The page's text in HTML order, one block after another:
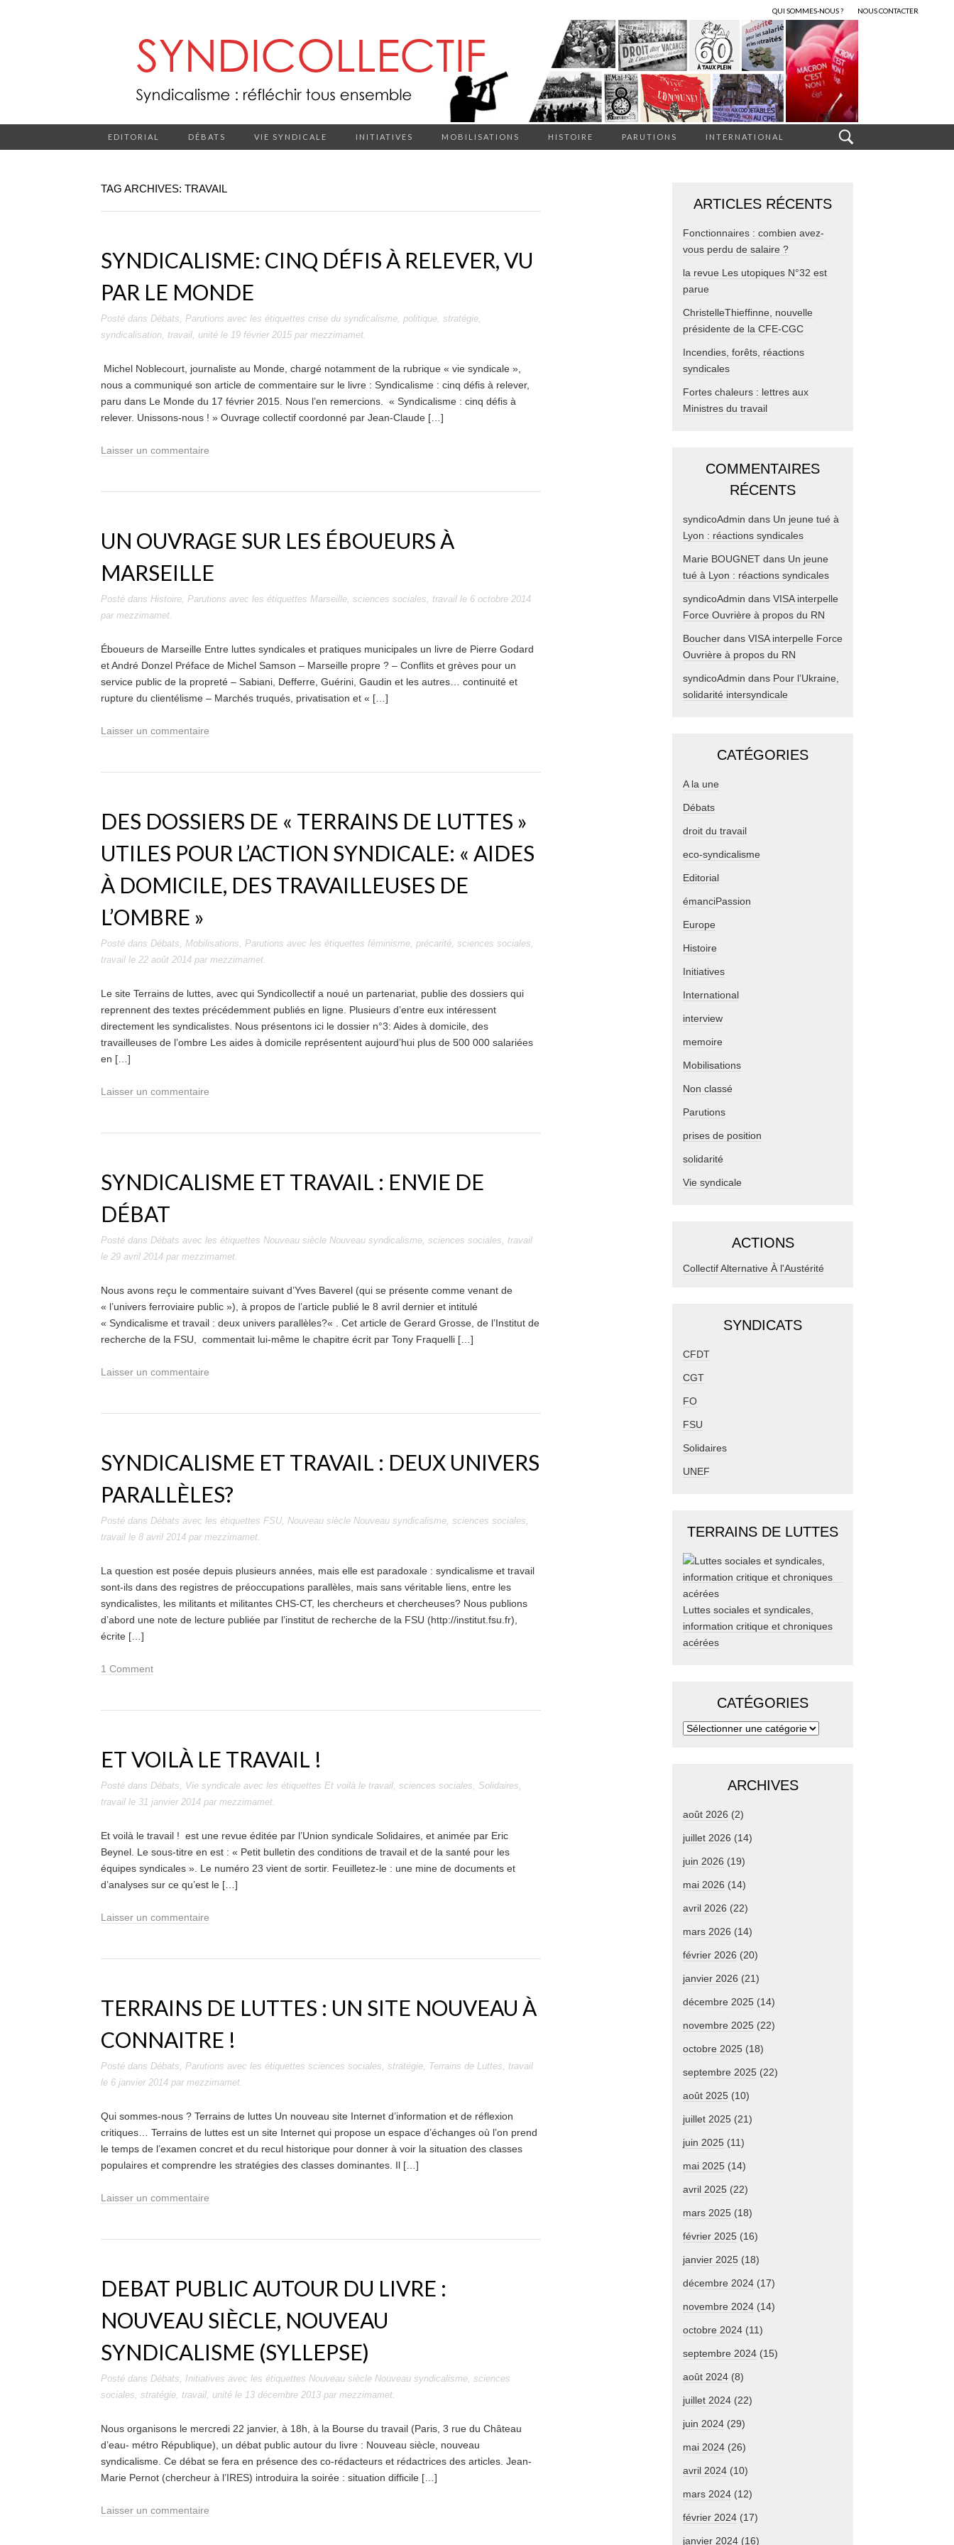
QUI SOMMES-NOUS ? NOUS CONTACTER
EDITORIAL DÉBATS VIE SYNDICALE INITIATIVES MOBILISATIONS HISTOIRE PARUTIONS INTERNATIONAL
TAG ARCHIVES: TRAVAIL
SYNDICALISME: CINQ DÉFIS À RELEVER, VU
PAR LE MONDE
Posté dans Débats, Parutions avec les étiquettes crise du syndicalisme, politique, stratégie,
syndicalisation, travail, unité le 19 février 2015 par mezzimamet.
Michel Noblecourt, journaliste au Monde, chargé notamment de la rubrique « vie syndicale »,
nous a communiqué son article de commentaire sur le livre : Syndicalisme : cinq défis à relever,
paru dans Le Monde du 17 février 2015. Nous l’en remercions. « Syndicalisme : cinq défis à
relever. Unissons-nous ! » Ouvrage collectif coordonné par Jean-Claude […]
Laisser un commentaire
UN OUVRAGE SUR LES ÉBOUEURS À
MARSEILLE
Posté dans Histoire, Parutions avec les étiquettes Marseille, sciences sociales, travail le 6 octobre 2014
par mezzimamet.
Éboueurs de Marseille Entre luttes syndicales et pratiques municipales un livre de Pierre Godard
et André Donzel Préface de Michel Samson – Marseille propre ? – Conflits et grèves pour un
service public de la propreté – Sabiani, Defferre, Guérini, Gaudin et les autres… continuité et
rupture du clientélisme – Marchés truqués, privatisation et « […]
Laisser un commentaire
DES DOSSIERS DE « TERRAINS DE LUTTES »
UTILES POUR L’ACTION SYNDICALE: « AIDES
À DOMICILE, DES TRAVAILLEUSES DE
L’OMBRE »
Posté dans Débats, Mobilisations, Parutions avec les étiquettes féminisme, précarité, sciences sociales,
travail le 22 août 2014 par mezzimamet.
Le site Terrains de luttes, avec qui Syndicollectif a noué un partenariat, publie des dossiers qui
reprennent des textes précédemment publiés en ligne. Plusieurs d’entre eux intéressent
directement les syndicalistes. Nous présentons ici le dossier n°3: Aides à domicile, des
travailleuses de l’ombre Les aides à domicile représentent aujourd’hui plus de 500 000 salariées
en […]
Laisser un commentaire
SYNDICALISME ET TRAVAIL : ENVIE DE
DÉBAT
Posté dans Débats avec les étiquettes Nouveau siècle Nouveau syndicalisme, sciences sociales, travail
le 29 avril 2014 par mezzimamet.
Nous avons reçu le commentaire suivant d’Yves Baverel (qui se présente comme venant de
« l’univers ferroviaire public »), à propos de l’article publié le 8 avril dernier et intitulé
« Syndicalisme et travail : deux univers parallèles?« . Cet article de Gerard Grosse, de l’Institut de
recherche de la FSU, commentait lui-même le chapitre écrit par Tony Fraquelli […]
Laisser un commentaire
SYNDICALISME ET TRAVAIL : DEUX UNIVERS
PARALLÈLES?
Posté dans Débats avec les étiquettes FSU, Nouveau siècle Nouveau syndicalisme, sciences sociales,
travail le 8 avril 2014 par mezzimamet.
La question est posée depuis plusieurs années, mais elle est paradoxale : syndicalisme et travail
sont-ils dans des registres de préoccupations parallèles, mais sans véritable liens, entre les
syndicalistes, les militants et militantes CHS-CT, les chercheurs et chercheuses? Nous publions
d’abord une note de lecture publiée par l’institut de recherche de la FSU (http://institut.fsu.fr),
écrite […]
1 Comment
ET VOILÀ LE TRAVAIL !
Posté dans Débats, Vie syndicale avec les étiquettes Et voilà le travail, sciences sociales, Solidaires,
travail le 31 janvier 2014 par mezzimamet.
Et voilà le travail ! est une revue éditée par l’Union syndicale Solidaires, et animée par Eric
Beynel. Le sous-titre en est : « Petit bulletin des conditions de travail et de la santé pour les
équipes syndicales ». Le numéro 23 vient de sortir. Feuilletez-le : une mine de documents et
d’analyses sur ce qu’est le […]
Laisser un commentaire
TERRAINS DE LUTTES : UN SITE NOUVEAU À
CONNAITRE !
Posté dans Débats, Parutions avec les étiquettes sciences sociales, stratégie, Terrains de Luttes, travail
le 6 janvier 2014 par mezzimamet.
Qui sommes-nous ? Terrains de luttes Un nouveau site Internet d’information et de réflexion
critiques… Terrains de luttes est un site Internet qui propose un espace d’échanges où l’on prend
le temps de l’examen concret et du recul historique pour donner à voir la situation des classes
populaires et comprendre les stratégies des classes dominantes. Il […]
Laisser un commentaire
DEBAT PUBLIC AUTOUR DU LIVRE :
NOUVEAU SIÈCLE, NOUVEAU
SYNDICALISME (SYLLEPSE)
Posté dans Débats, Initiatives avec les étiquettes Nouveau siècle Nouveau syndicalisme, sciences
sociales, stratégie, travail, unité le 13 décembre 2013 par mezzimamet.
Nous organisons le mercredi 22 janvier, à 18h, à la Bourse du travail (Paris, 3 rue du Château
d’eau- métro République), un débat public autour du livre : Nouveau siècle, nouveau
syndicalisme. Ce débat se fera en présence des co-rédacteurs et rédactrices des articles. Jean-
Marie Pernot (chercheur à l’IRES) introduira la soirée : situation difficile […]
Laisser un commentaire
ARTICLES RÉCENTS
Fonctionnaires : combien avez-
vous perdu de salaire ?
la revue Les utopiques N°32 est
parue
ChristelleThieffinne, nouvelle
présidente de la CFE-CGC
Incendies, forêts, réactions
syndicales
Fortes chaleurs : lettres aux
Ministres du travail
COMMENTAIRES
RÉCENTS
syndicoAdmin dans Un jeune tué à
Lyon : réactions syndicales
Marie BOUGNET dans Un jeune
tué à Lyon : réactions syndicales
syndicoAdmin dans VISA interpelle
Force Ouvrière à propos du RN
Boucher dans VISA interpelle Force
Ouvrière à propos du RN
syndicoAdmin dans Pour l’Ukraine,
solidarité intersyndicale
CATÉGORIES
A la une
Débats
droit du travail
eco-syndicalisme
Editorial
émanciPassion
Europe
Histoire
Initiatives
International
interview
memoire
Mobilisations
Non classé
Parutions
prises de position
solidarité
Vie syndicale
ACTIONS
Collectif Alternative À l'Austérité
SYNDICATS
CFDT
CGT
FO
FSU
Solidaires
UNEF
TERRAINS DE LUTTES
Luttes sociales et syndicales,
information critique et chroniques
acérées
CATÉGORIES
ARCHIVES
août 2026 (2)
juillet 2026 (14)
juin 2026 (19)
mai 2026 (14)
avril 2026 (22)
mars 2026 (14)
février 2026 (20)
janvier 2026 (21)
décembre 2025 (14)
novembre 2025 (22)
octobre 2025 (18)
septembre 2025 (22)
août 2025 (10)
juillet 2025 (21)
juin 2025 (11)
mai 2025 (14)
avril 2025 (22)
mars 2025 (18)
février 2025 (16)
janvier 2025 (18)
décembre 2024 (17)
novembre 2024 (14)
octobre 2024 (11)
septembre 2024 (15)
août 2024 (8)
juillet 2024 (22)
juin 2024 (29)
mai 2024 (26)
avril 2024 (10)
mars 2024 (12)
février 2024 (17)
janvier 2024 (16)